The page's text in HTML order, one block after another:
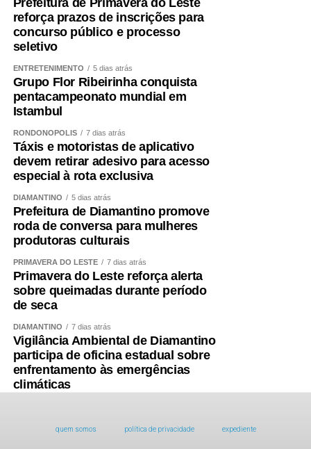
Prefeitura de Primavera do Leste
reforça prazos de inscrições para
concurso público e processo
seletivo
ENTRETENIMENTO 5 dias atrás
Grupo Flor Ribeirinha conquista
pentacampeonato mundial em
Istambul
RONDONÓPOLIS 7 dias atrás
Táxis e motoristas de aplicativo
devem retirar adesivo para acesso
especial à rota exclusiva
DIAMANTINO 5 dias atrás
Prefeitura de Diamantino promove
roda de conversa para mulheres
produtoras culturais
PRIMAVERA DO LESTE 7 dias atrás
Primavera do Leste reforça alerta
sobre queimadas durante período
de seca
DIAMANTINO 7 dias atrás
Vigilância Ambiental de Diamantino
participa de oficina estadual sobre
enfrentamento às emergências
climáticas
quem somos política de privacidade expediente